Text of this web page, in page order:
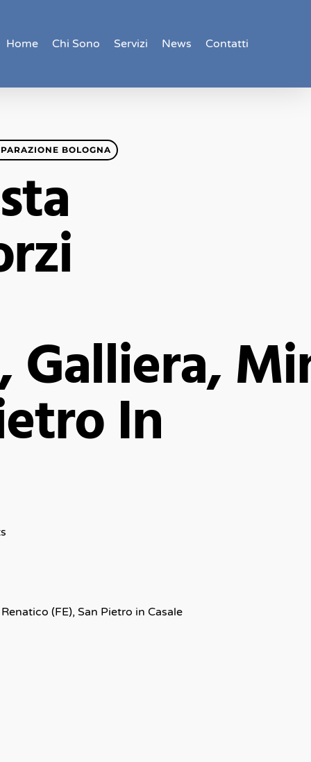
Home Chi Sono Servizi News Contatti
BOLOGNA
In
(FE), San Pietro in Casale